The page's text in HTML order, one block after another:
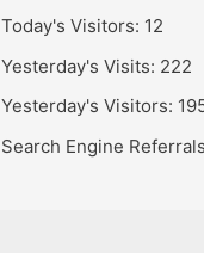
Today's Visitors: 12
Yesterday's Visits: 222
Yesterday's Visitors:
Search Engine